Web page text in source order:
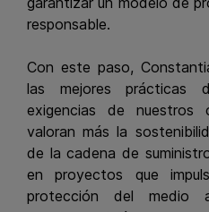
responsable.
Con este paso,
las mejores
exigencias de nuestros
valoran más la
de la cadena de
en proyectos que
protección del medio